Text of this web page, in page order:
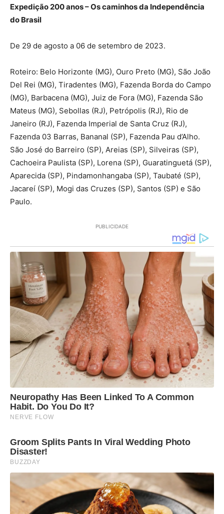
Expedição 200 anos – Os caminhos da Independência
do Brasil
De 29 de agosto a 06 de setembro de 2023.
Roteiro: Belo Horizonte (MG), Ouro Preto (MG), São João
Del Rei (MG), Tiradentes (MG), Fazenda Borda do Campo
(MG), Barbacena (MG), Juiz de Fora (MG), Fazenda São
Mateus (MG), Sebollas (RJ), Petrópolis (RJ), Rio de
Janeiro (RJ), Fazenda Imperial de Santa Cruz (RJ),
Fazenda 03 Barras, Bananal (SP), Fazenda Pau d’Alho.
São José do Barreiro (SP), Areias (SP), Silveiras (SP),
Cachoeira Paulista (SP), Lorena (SP), Guaratinguetá (SP),
Aparecida (SP), Pindamonhangaba (SP), Taubaté (SP),
Jacareí (SP), Mogi das Cruzes (SP), Santos (SP) e São
Paulo.
PUBLICIDADE